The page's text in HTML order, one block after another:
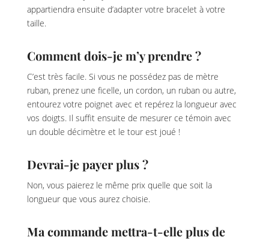
appartiendra ensuite d’adapter votre bracelet à votre
taille.
Comment dois-je m’y prendre ?
C’est très facile. Si vous ne possédez pas de mètre
ruban, prenez une ficelle, un cordon, un ruban ou autre,
entourez votre poignet avec et repérez la longueur avec
vos doigts. Il suffit ensuite de mesurer ce témoin avec
un double décimètre et le tour est joué !
Devrai-je payer plus ?
Non, vous paierez le même prix quelle que soit la
longueur que vous aurez choisie.
Ma commande mettra-t-elle plus de